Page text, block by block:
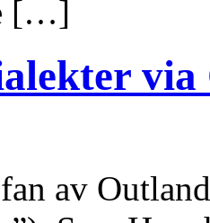
[…]
av